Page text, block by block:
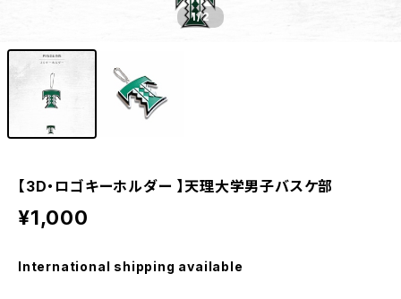
1/2
【3D・ロゴキーホルダー 】天理大学男子バスケ部
¥1,000
International shipping available